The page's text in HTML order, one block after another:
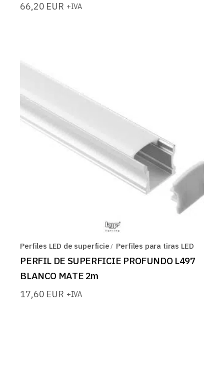
66,20 EUR +IVA
Perfiles LED de superficie Perfiles para tiras LED
PERFIL DE SUPERFICIE PROFUNDO L497
BLANCO MATE 2m
17,60 EUR +IVA